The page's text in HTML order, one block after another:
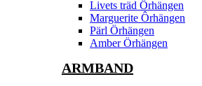
Livets träd Örhängen
Marguerite Ôrhängen
Pärl Örhängen
Amber Örhängen
ARMBAND